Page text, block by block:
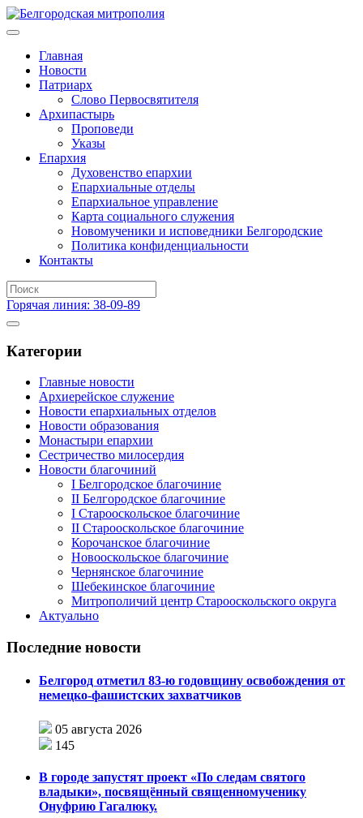
Главная
Новости
Патриарх
Слово Первосвятителя
Архипастырь
Проповеди
Указы
Епархия
Духовенство епархии
Епархиальные отделы
Епархиальное управление
Карта социального служения
Новомученики и исповедники Белгородские
Политика конфиденциальности
Контакты
Горячая линия: 38-09-89
Категории
Главные новости
Архиерейское служение
Новости епархиальных отделов
Новости образования
Монастыри епархии
Сестричество милосердия
Новости благочиний
I Белгородское благочиние
II Белгородское благочиние
I Старооскольское благочиние
II Старооскольское благочиние
Корочанское благочиние
Новооскольское благочиние
Чернянское благочиние
Шебекинское благочиние
Митрополичий центр Старооскольского округа
Актуально
Последние новости
Белгород отметил 83-ю годовщину освобождения от
немецко-фашистских захватчиков
05 августа 2026
145
В городе запустят проект «По следам святого
владыки», посвящённый священномученику
Онуфрию Гагалюку.